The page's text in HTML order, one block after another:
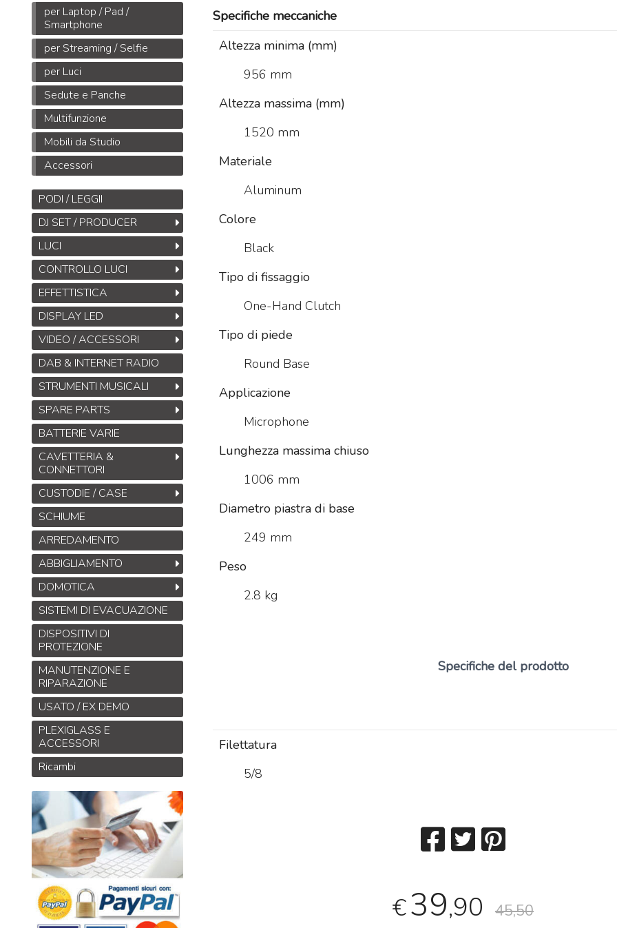
Specifiche meccaniche
Altezza minima (mm)
956 mm
Altezza massima (mm)
1520 mm
Materiale
Aluminum
Colore
Black
Tipo di fissaggio
One-Hand Clutch
Tipo di piede
Round Base
Applicazione
Microphone
Lunghezza massima chiuso
1006 mm
Diametro piastra di base
249 mm
Peso
2.8 kg
Specifiche del prodotto
Filettatura
5/8
€39,90 45,50
per Laptop / Pad /
Smartphone
per Streaming / Selfie
per Luci
Sedute e Panche
Multifunzione
Mobili da Studio
Accessori
PODI / LEGGII
DJ SET / PRODUCER
LUCI
CONTROLLO LUCI
EFFETTISTICA
DISPLAY LED
VIDEO / ACCESSORI
DAB & INTERNET RADIO
STRUMENTI MUSICALI
SPARE PARTS
BATTERIE VARIE
CAVETTERIA &
CONNETTORI
CUSTODIE / CASE
SCHIUME
ARREDAMENTO
ABBIGLIAMENTO
DOMOTICA
SISTEMI DI EVACUAZIONE
DISPOSITIVI DI
PROTEZIONE
MANUTENZIONE E
RIPARAZIONE
USATO / EX DEMO
PLEXIGLASS E
ACCESSORI
Ricambi
Stage Box da 32
ingressi, 16 uscite con
32 preamplificatori
microfonici Midas,
interfacce
ULTRANET
1.245
Bundle